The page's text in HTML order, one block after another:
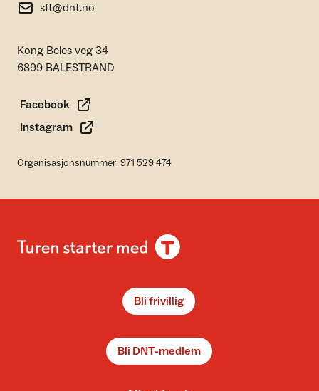
sft@dnt.no
Kong Beles veg 34
6899 BALESTRAND
Facebook
Instagram
Organisasjonsnummer: 971 529 474
Bli frivillig
Bli DNT-medlem